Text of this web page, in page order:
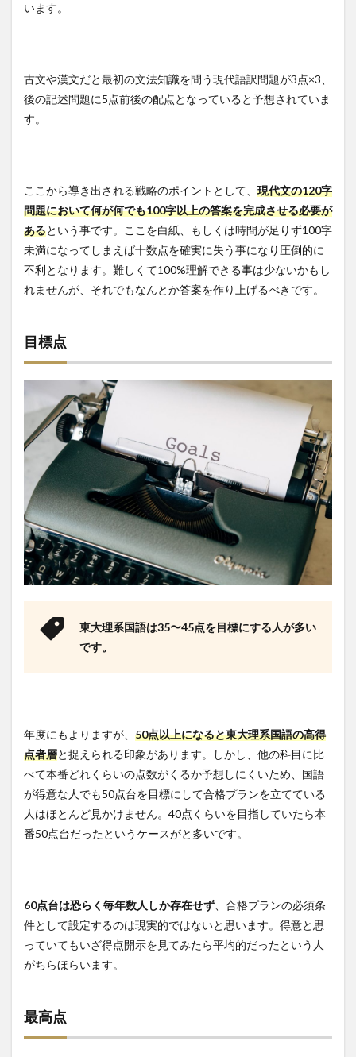
います。
古文や漢文だと最初の文法知識を問う現代語訳問題が3点×3、
後の記述問題に5点前後の配点となっていると予想されていま
す。
ここから導き出される戦略のポイントとして、 現代文の120字
問題において何が何でも100字以上の答案を完成させる必要が
あるという事です。ここを白紙、もしくは時間が足りず100字
未満になってしまえば十数点を確実に失う事になり圧倒的に
不利となります。難しくて100%理解できる事は少ないかもし
れませんが、それでもなんとか答案を作り上げるべきです。
目標点
東大理系国語は35〜45点を目標にする人が多い
です。
年度にもよりますが、 50点以上になると東大理系国語の高得
点者層と捉えられる印象があります。しかし、他の科目に比
べて本番どれくらいの点数がくるか予想しにくいため、国語
が得意な人でも50点台を目標にして合格プランを立てている
人はほとんど見かけません。40点くらいを目指していたら本
番50点台だったというケースがと多いです。
60点台は恐らく毎年数人しか存在せず 、合格プランの必須条
件として設定するのは現実的ではないと思います。得意と思
っていてもいざ得点開示を見てみたら平均的だったという人
がちらほらいます。
最高点